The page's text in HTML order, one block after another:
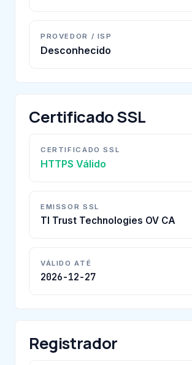
PROVEDOR / ISP
Desconhecido
Certificado SSL
CERTIFICADO SSL
HTTPS Válido
EMISSOR SSL
TI Trust Technologies OV CA
VÁLIDO ATÉ
2026-12-27
Registrador